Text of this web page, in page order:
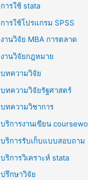
การใช้ stata
การใช้โปรแกรม SPSS
งานวิจัย MBA การตลาด
งานวิจัยกฎหมาย
บทความวิจัย
บทความวิจัยรัฐศาสตร์
บทความวิชาการ
บริการงานเขียน
บริการรับเก็บแบบสอบถาม
บริการวิเคราะห์ stata
ปรึกษาวิจัย